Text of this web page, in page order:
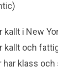
kallt i New
kallt och
har klass